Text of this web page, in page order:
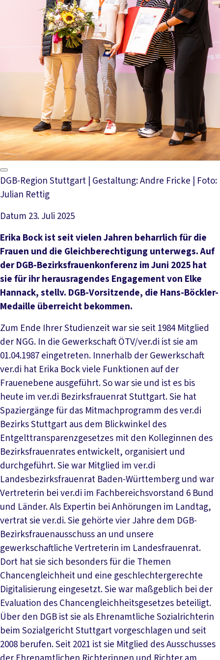
DGB-Region Stuttgart | Gestaltung: Andre Fricke | Foto:
Julian Rettig
Datum 23. Juli 2025
Erika Bock ist seit vielen Jahren beharrlich für die
Frauen und die Gleichberechtigung unterwegs. Auf
der DGB-Bezirksfrauenkonferenz im Juni 2025 hat
sie für ihr herausragendes Engagement von Elke
Hannack, stellv. DGB-Vorsitzende, die Hans-Böckler-
Medaille überreicht bekommen.
Zum Ende Ihrer Studienzeit war sie seit 1984 Mitglied
der NGG. In die Gewerkschaft ÖTV/ver.di ist sie am
01.04.1987 eingetreten. Innerhalb der Gewerkschaft
ver.di hat Erika Bock viele Funktionen auf der
Frauenebene ausgeführt. So war sie und ist es bis
heute im ver.di Bezirksfrauenrat Stuttgart. Sie hat
Spaziergänge für das Mitmachprogramm des ver.di
Bezirks Stuttgart aus dem Blickwinkel des
Entgelttransparenzgesetzes mit den Kolleginnen des
Bezirksfrauenrates entwickelt, organisiert und
durchgeführt. Sie war Mitglied im ver.di
Landesbezirksfrauenrat Baden-Württemberg und war
Vertreterin bei ver.di im Fachbereichsvorstand 6 Bund
und Länder. Als Expertin bei Anhörungen im Landtag,
vertrat sie ver.di. Sie gehörte vier Jahre dem DGB-
Bezirksfrauenausschuss an und unsere
gewerkschaftliche Vertreterin im Landesfrauenrat.
Dort hat sie sich besonders für die Themen
Chancengleichheit und eine geschlechtergerechte
Digitalisierung eingesetzt. Sie war maßgeblich bei der
Evaluation des Chancengleichheitsgesetzes beteiligt.
Über den DGB ist sie als Ehrenamtliche Sozialrichterin
beim Sozialgericht Stuttgart vorgeschlagen und seit
2008 berufen. Seit 2021 ist sie Mitglied des Ausschusses